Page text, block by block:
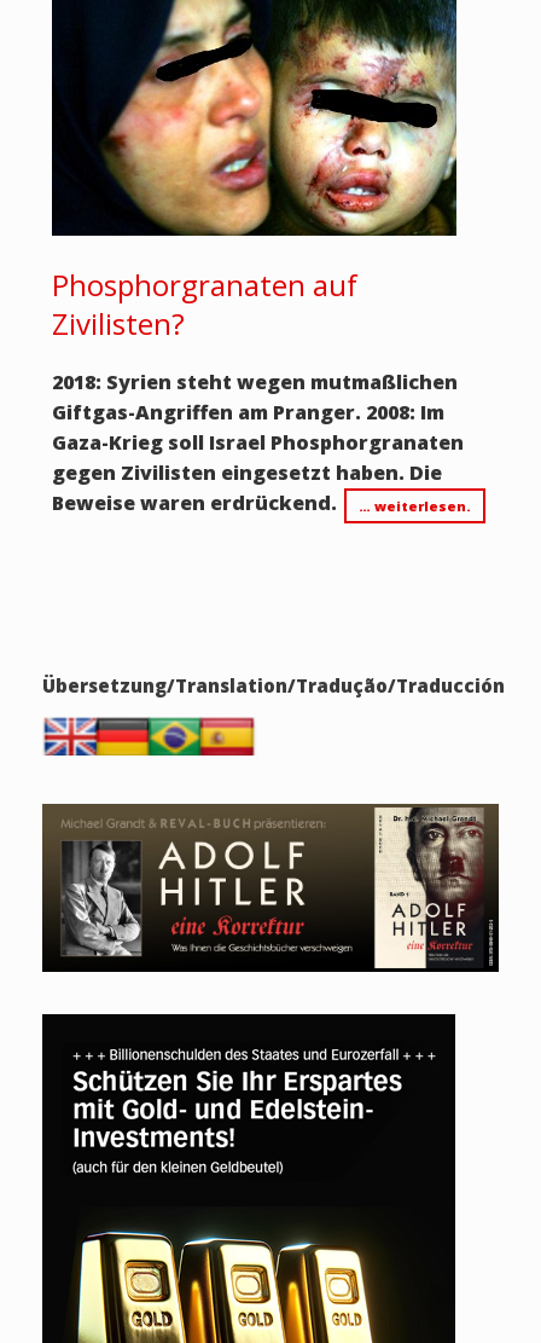
Phosphorgranaten auf
Zivilisten?
2018: Syrien steht wegen mutmaßlichen
Giftgas-Angriffen am Pranger. 2008: Im
Gaza-Krieg soll Israel Phosphorgranaten
gegen Zivilisten eingesetzt haben. Die
Beweise waren erdrückend.
… weiterlesen.
Übersetzung/Translation/Tradução/Traducción